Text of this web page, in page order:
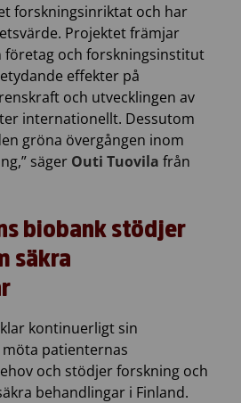
forskningsinriktat och har
Projektet främjar
företag och forskningsinstitut
effekter på
och utvecklingen av
internationellt. Dessutom
gröna övergången inom
säger Outi Tuovila från
biobank stödjer
säkra
kontinuerligt sin
patienternas
och stödjer forskning och
behandlingar i Finland.